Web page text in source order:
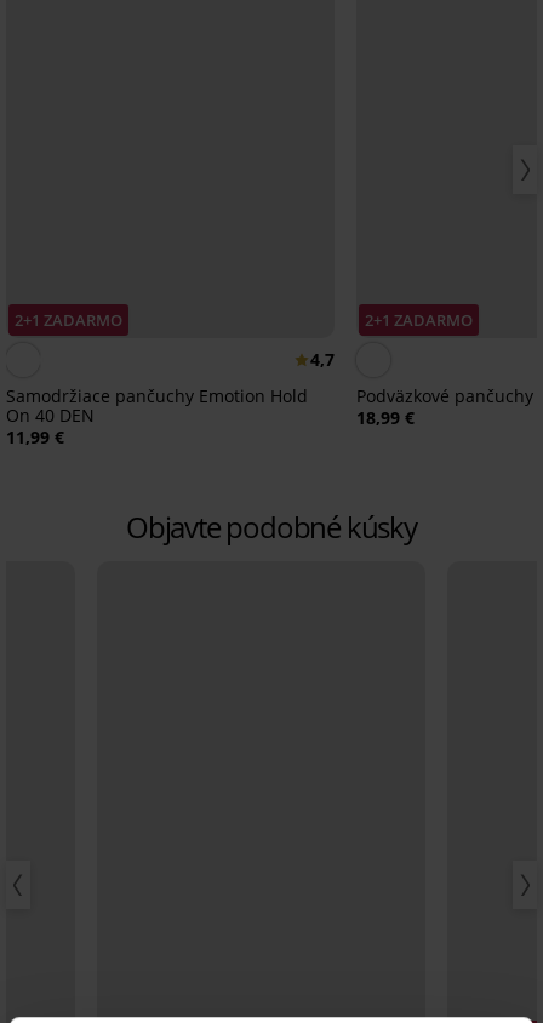
2+1 ZADARMO
4,7
Samodržiace pančuchy Emotion Hold
On 40 DEN
11,99 €
2+1 ZADARMO
Podväzkové pančuchy
18,99 €
Objavte podobné kúsky